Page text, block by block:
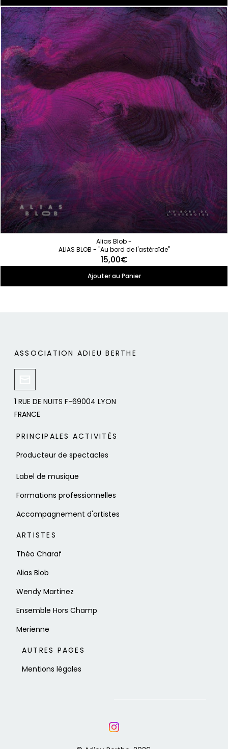
Alias Blob -
ALIAS BLOB - "Au bord de l'astéroïde"
15,00€
Ajouter au Panier
ASSOCIATION ADIEU BERTHE
1 RUE DE NUITS F-69004 LYON
FRANCE
PRINCIPALES ACTIVITÉS
Producteur de spectacles
Label de musique
Formations professionnelles
Accompagnement d'artistes
ARTISTES
Théo Charaf
Alias Blob
Wendy Martinez
Ensemble Hors Champ
Merienne
AUTRES PAGES
Mentions légales